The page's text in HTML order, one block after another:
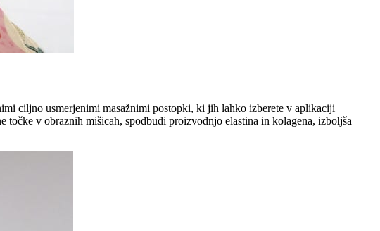
ciljno usmerjenimi masažnimi postopki, ki jih lahko izberete v aplikaciji
v obraznih mišicah, spodbudi proizvodnjo elastina in kolagena, izboljša